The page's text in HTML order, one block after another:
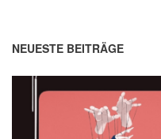
NEUESTE BEITRÄGE